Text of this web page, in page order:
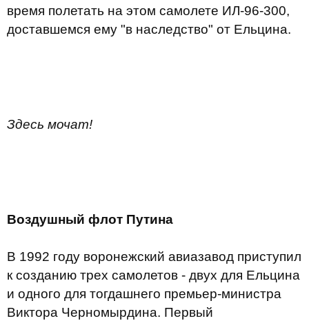
время полетать на этом самолете ИЛ-96-300,
доставшемся ему "в наследство" от Ельцина.
Здесь мочат!
Воздушный флот Путина
В 1992 году воронежский авиазавод приступил
к созданию трех самолетов - двух для Ельцина
и одного для тогдашнего премьер-министра
Виктора Черномырдина. Первый